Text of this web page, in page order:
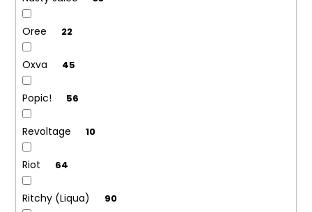
Oree 22
Oxva 45
Popic! 56
Revoltage 10
Riot 64
Ritchy (Liqua) 90